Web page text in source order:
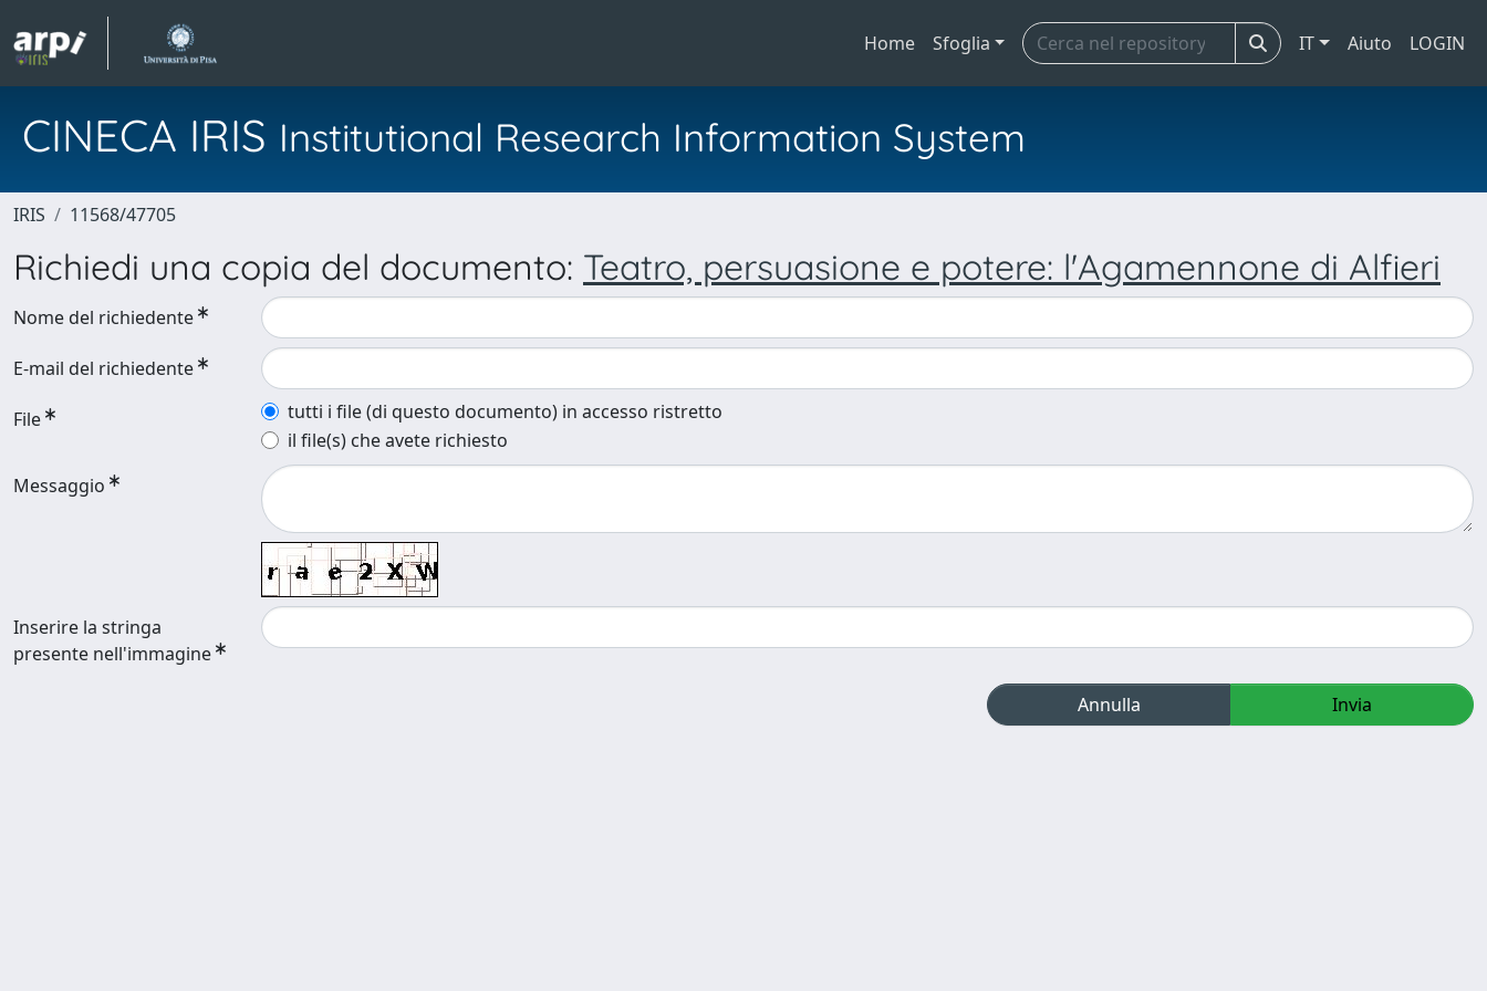
Home Sfoglia IT Aiuto LOGIN
CINECA IRIS Institutional Research Information System
IRIS 11568/47705
Richiedi una copia del documento: Teatro, persuasione e potere: l'Agamennone di Alfieri
Nome del richiedente
E-mail del richiedente
File
tutti i file (di questo documento) in accesso ristretto
il file(s) che avete richiesto
Messaggio
Inserire la stringa
presente nell'immagine
Annulla Invia